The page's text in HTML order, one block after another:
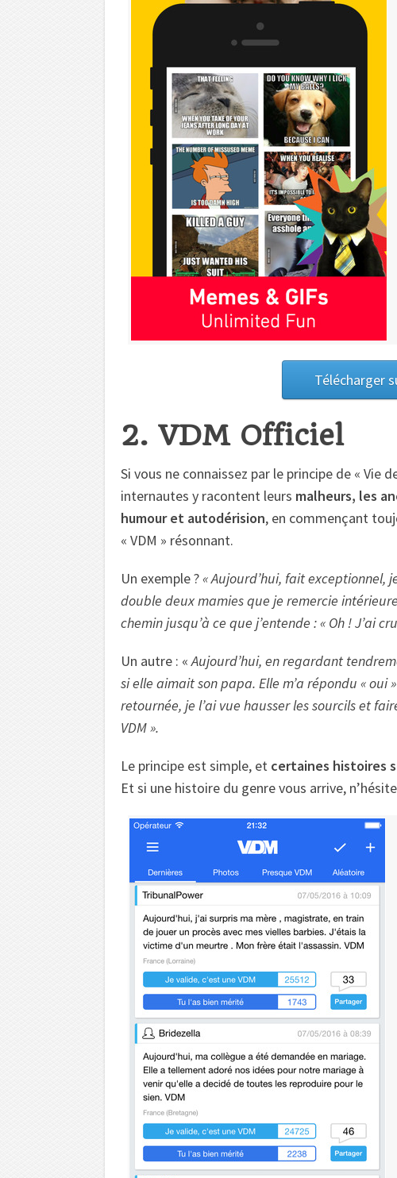
Télécharger
2. VDM Officiel
Si vous ne connaissez par le principe de « Vie
internautes y racontent leurs malheurs, les
humour et autodérision, en commençant
« VDM » résonnant.
Un exemple ?« Aujourd’hui, fait exceptionnel,
double deux mamies que je remercie
chemin jusqu’à ce que j’entende : « Oh ! J’ai
Un autre : «Aujourd’hui, en regardant
si elle aimait son papa. Elle m’a répondu « oui
retournée, je l’ai vue hausser les sourcils et
VDM ».
Le principe est simple, et certaines histoires
Et si une histoire du genre vous arrive,